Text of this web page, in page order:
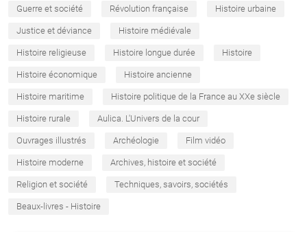
Guerre et société Révolution française Histoire urbaine
Justice et déviance Histoire médiévale
Histoire religieuse Histoire longue durée Histoire
Histoire économique Histoire ancienne
Histoire maritime Histoire politique de la France au XXe siècle
Histoire rurale Aulica. L'Univers de la cour
Ouvrages illustrés Archéologie Film vidéo
Histoire moderne Archives, histoire et société
Religion et société Techniques, savoirs, sociétés
Beaux-livres - Histoire